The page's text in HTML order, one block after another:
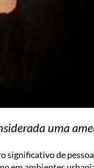
uma
significativo de